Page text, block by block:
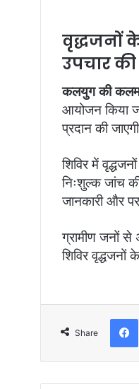
वृद्धजनों
उपचार
कलयुग की
आयोजन किया
प्रदान की
शिविर में
निःशुल्क जांच
जानकारी और
ग्रामीण जनों
शिविर
Share